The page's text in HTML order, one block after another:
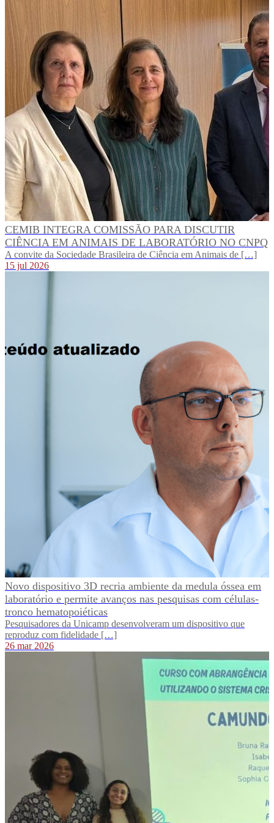
CEMIB INTEGRA COMISSÃO PARA DISCUTIR
CIÊNCIA EM ANIMAIS DE LABORATÓRIO NO CNPQ
A convite da Sociedade Brasileira de Ciência em Animais de […]
15 jul 2026
Novo dispositivo 3D recria ambiente da medula óssea em
laboratório e permite avanços nas pesquisas com células-
tronco hematopoiéticas
Pesquisadores da Unicamp desenvolveram um dispositivo que
reproduz com fidelidade […]
26 mar 2026